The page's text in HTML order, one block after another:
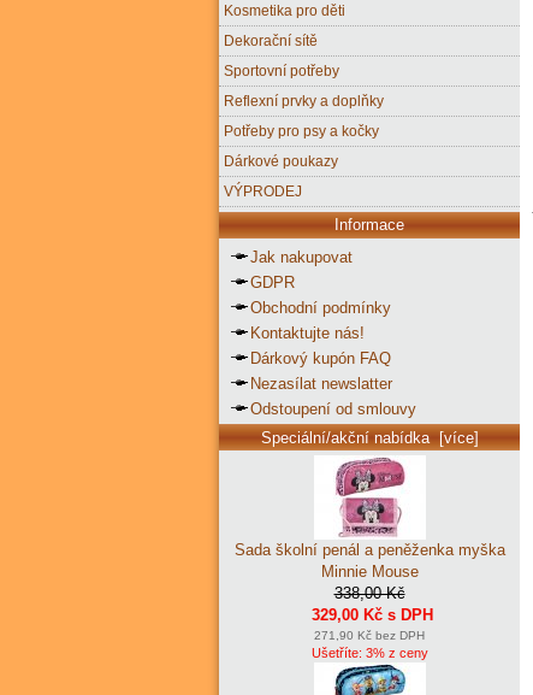
Kosmetika pro děti
Dekorační sítě
Sportovní potřeby
Reflexní prvky a doplňky
Potřeby pro psy a kočky
Dárkové poukazy
VÝPRODEJ
Informace
Jak nakupovat
GDPR
Obchodní podmínky
Kontaktujte nás!
Dárkový kupón FAQ
Nezasílat newslatter
Odstoupení od smlouvy
Speciální/akční nabídka [více]
Sada školní penál a peněženka myška
Minnie Mouse
338,00 Kč
329,00 Kč s DPH
271,90 Kč bez DPH
Ušetříte: 3% z ceny